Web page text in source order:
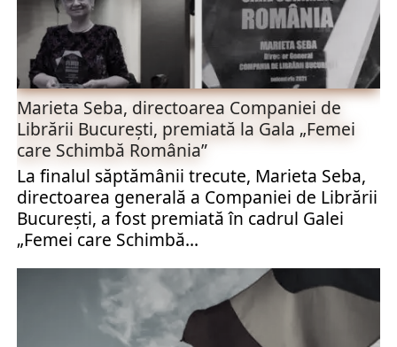
Marieta Seba, directoarea Companiei de
Librării București, premiată la Gala „Femei
care Schimbă România”
La finalul săptămânii trecute, Marieta Seba,
directoarea generală a Companiei de Librării
București, a fost premiată în cadrul Galei
„Femei care Schimbă...